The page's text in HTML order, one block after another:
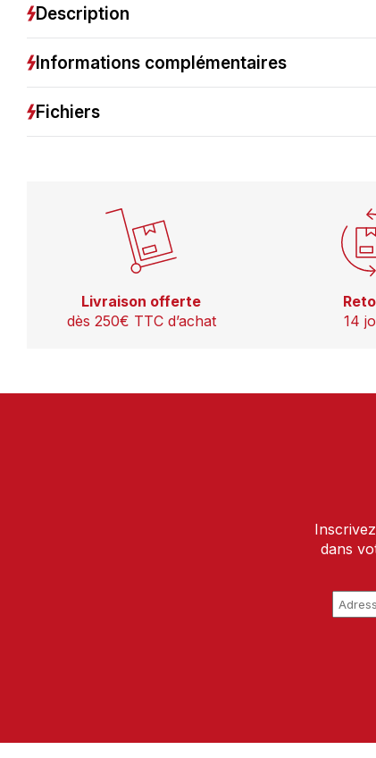
Description
Informations complémentaires
Fichiers
Livraison offerte
dès 250€ TTC d’achat
14
dans